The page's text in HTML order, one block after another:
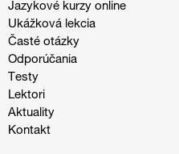
Jazykové kurzy online
Ukážková lekcia
Časté otázky
Odporúčania
Testy
Lektori
Aktuality
Kontakt